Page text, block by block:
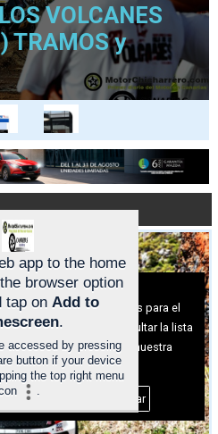
VOLCANES
TRAMOS y
R
a
l
l
e
I
S
L
A
T
E
N
E
C
R
G
A
R
A
G
E
O
T
Uso de cookies:
nuestras y de terceros para el
del digital. Puedes consultar la lista
desconectarlas.Ver nuestra
y Cookies
Cookies Personalizar
app to the home
browser option
tap on Add to
.
accessed by pressing
button if your device
the top right menu
.